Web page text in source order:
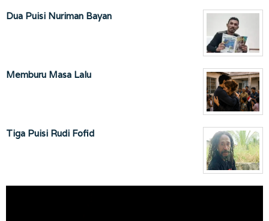
Dua Puisi Nuriman Bayan
Memburu Masa Lalu
Tiga Puisi Rudi Fofid